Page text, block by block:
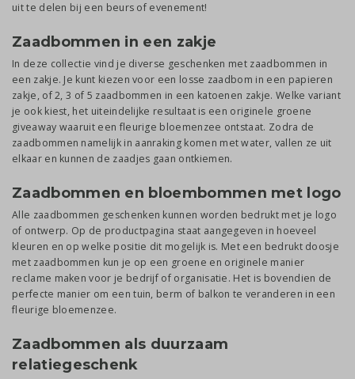
uit te delen bij een beurs of evenement!
Zaadbommen in een zakje
In deze collectie vind je diverse geschenken met zaadbommen in
een zakje. Je kunt kiezen voor een losse zaadbom in een papieren
zakje, of 2, 3 of 5 zaadbommen in een katoenen zakje. Welke variant
je ook kiest, het uiteindelijke resultaat is een originele groene
giveaway waaruit een fleurige bloemenzee ontstaat. Zodra de
zaadbommen namelijk in aanraking komen met water, vallen ze uit
elkaar en kunnen de zaadjes gaan ontkiemen.
Zaadbommen en bloembommen met logo
Alle zaadbommen geschenken kunnen worden bedrukt met je logo
of ontwerp. Op de productpagina staat aangegeven in hoeveel
kleuren en op welke positie dit mogelijk is. Met een bedrukt doosje
met zaadbommen kun je op een groene en originele manier
reclame maken voor je bedrijf of organisatie. Het is bovendien de
perfecte manier om een tuin, berm of balkon te veranderen in een
fleurige bloemenzee.
Zaadbommen als duurzaam
relatiegeschenk